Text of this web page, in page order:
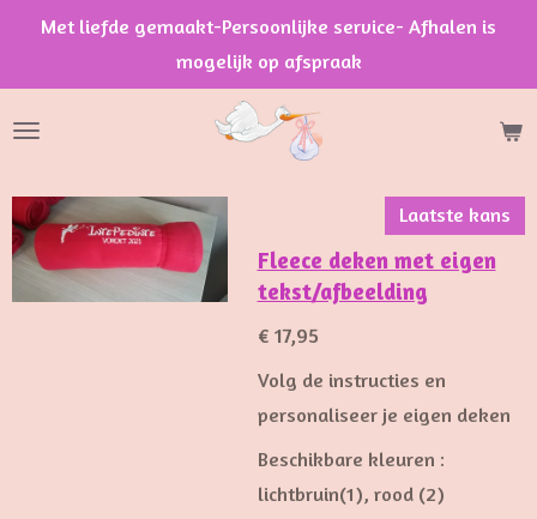
de
Met liefde gemaakt-Persoonlijke service- Afhalen is
mogelijk op afspraak
Laatste kans
Fleece deken met eigen
tekst/afbeelding
€ 17,95
Volg de instructies en
personaliseer je eigen deken
Beschikbare kleuren :
lichtbruin(1), rood (2)